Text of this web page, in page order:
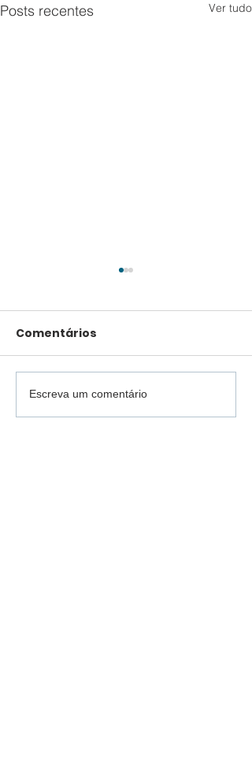
Posts recentes Ver tudo
Caron realiza
primeiro tratamento
Comentários
Escreva um comentário